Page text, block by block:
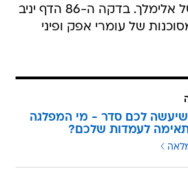
מטרים מעל שערו של אלימלך. בדקה ה-86 הדף יניב
של עומרי אפק ופיני
שיעשה לכם סדר - מי המפלגה
לעמדות שלכם?